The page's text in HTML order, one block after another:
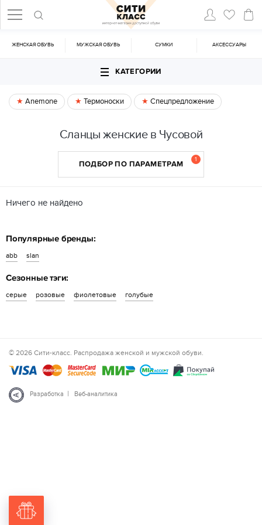
ЖЕНСКАЯ ОБУВЬ МУЖСКАЯ ОБУВЬ CУМКИ АКСЕССУАРЫ
КАТЕГОРИИ
Anemone Термоноски Спецпредложение
Сланцы женские в Чусовой
ПОДБОР ПО ПАРАМЕТРАМ 1
Ничего не найдено
Популярные бренды:
abb slan
Сезонные тэги:
серые розовые фиолетовые голубые
© 2026 Сити-класс. Распродажа женской и мужской обуви.
Разработка | Веб-аналитика